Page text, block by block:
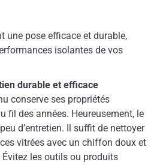
une pose efficace et durable,
isolantes de vos
durable et efficace
conserve ses propriétés
fil des années. Heureusement, le
d’entretien. Il suffit de nettoyer
vitrées avec un chiffon doux et
les outils ou produits